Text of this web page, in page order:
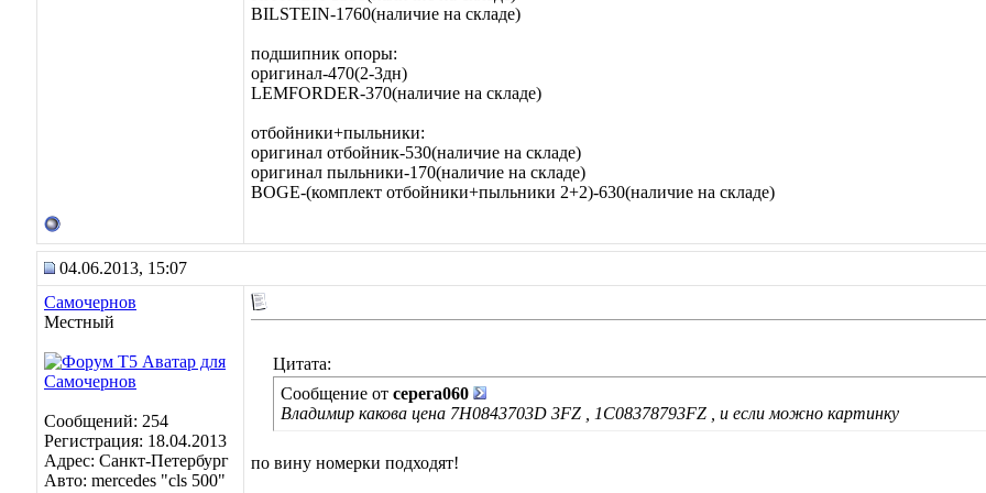
BILSTEIN-1760(наличие на складе)
подшипник опоры:
оригинал-470(2-3дн)
LEMFORDER-370(наличие на складе)
отбойники+пыльники:
оригинал отбойник-530(наличие на складе)
оригинал пыльники-170(наличие на складе)
BOGE-(комплект отбойники+пыльники 2+2)-630(наличие на складе)
04.06.2013, 15:07
Самочернов
Местный
Сообщений: 254
Регистрация: 18.04.2013
Адрес: Санкт-Петербург
Авто: mercedes "cls 500"
Цитата:
Сообщение от серега060
Владимир какова цена 7H0843703D 3FZ , 1C08378793FZ , и если можно картинку
по вину номерки подходят!